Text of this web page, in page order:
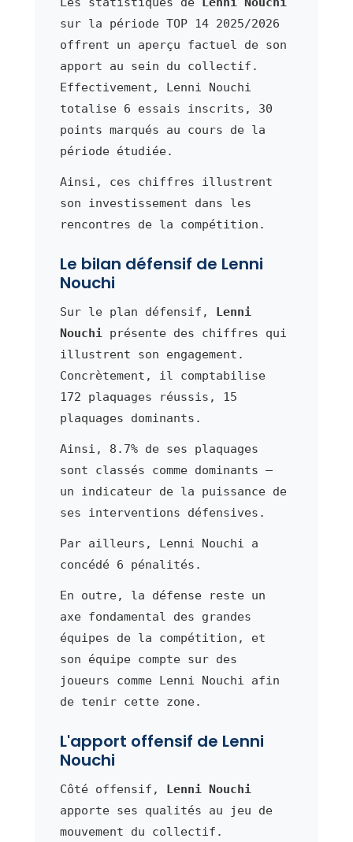
sur la période TOP 14 2025/2026
offrent un aperçu factuel de son
apport au sein du collectif.
Effectivement, Lenni Nouchi
totalise 6 essais inscrits, 30
points marqués au cours de la
période étudiée.
Ainsi, ces chiffres illustrent
son investissement dans les
rencontres de la compétition.
Le bilan défensif de Lenni
Nouchi
Sur le plan défensif, Lenni
Nouchiprésente des chiffres qui
illustrent son engagement.
Concrètement, il comptabilise
172 plaquages réussis, 15
plaquages dominants.
Ainsi, 8.7% de ses plaquages
sont classés comme dominants —
un indicateur de la puissance de
ses interventions défensives.
Par ailleurs, Lenni Nouchi a
concédé 6 pénalités.
En outre, la défense reste un
axe fondamental des grandes
équipes de la compétition, et
son équipe compte sur des
joueurs comme Lenni Nouchi afin
de tenir cette zone.
L'apport offensif de Lenni
Nouchi
Côté offensif, Lenni Nouchi
apporte ses qualités au jeu de
mouvement du collectif.